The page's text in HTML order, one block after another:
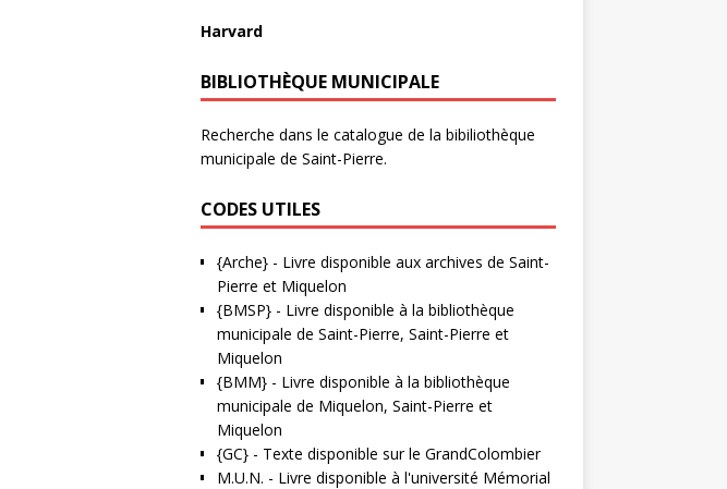
Harvard
BIBLIOTHÈQUE MUNICIPALE
Recherche dans le catalogue de la bibiliothèque
municipale de Saint-Pierre.
CODES UTILES
{Arche}- Livre disponible aux archives de Saint-
Pierre et Miquelon
{BMSP}- Livre disponible à la bibliothèque
municipale de Saint-Pierre, Saint-Pierre et
Miquelon
{BMM}- Livre disponible à la bibliothèque
municipale de Miquelon, Saint-Pierre et
Miquelon
{GC}- Texte disponible sur le GrandColombier
M.U.N. - Livre disponible à l'université Mémorial